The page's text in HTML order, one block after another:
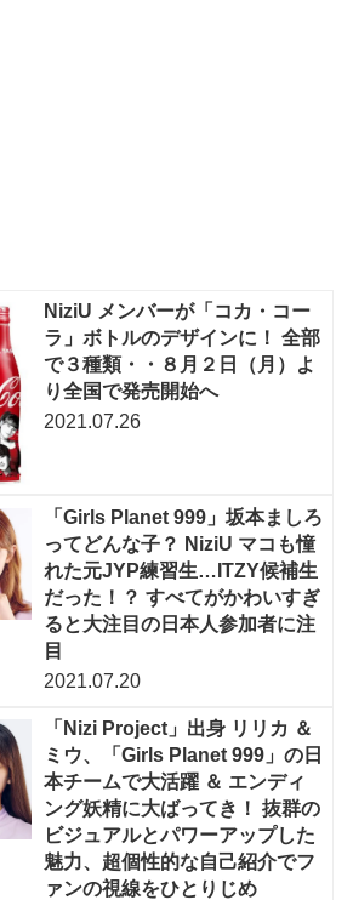
NiziU メンバーが「コカ・コー
ラ」ボトルのデザインに！ 全部
で３種類・・８月２日（月）よ
り全国で発売開始へ
2021.07.26
「Girls Planet 999」坂本ましろ
ってどんな子？ NiziU マコも憧
れた元JYP練習生…ITZY候補生
だった！？ すべてがかわいすぎ
ると大注目の日本人参加者に注
目
2021.07.20
「Nizi Project」出身 リリカ ＆
ミウ、「Girls Planet 999」の日
本チームで大活躍 ＆ エンディ
ング妖精に大ばってき！ 抜群の
ビジュアルとパワーアップした
魅力、超個性的な自己紹介でフ
ァンの視線をひとりじめ